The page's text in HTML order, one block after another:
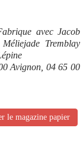
avec Jacob
Tremblay
Avignon, 04 65 00
le magazine papier